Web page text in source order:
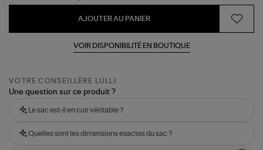
AJOUTER AU PANIER
VOIR DISPONIBILITÉ EN BOUTIQUE
VOTRE CONSEILLÈRE LULLI
Une question sur ce produit ?
Le sac est-il en cuir véritable ?
Quelles sont les dimensions exactes du sac ?